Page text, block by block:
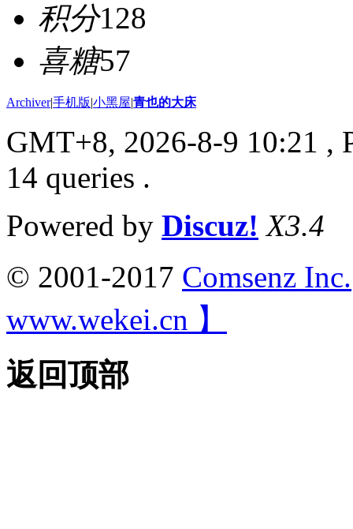
积分128
喜糖57
Archiver|手机版|小黑屋|青也的大床
GMT+8, 2026-8-9 10:21 ,
14 queries .
Powered by Discuz! X3.4
© 2001-2017 Comsenz Inc.
www.wekei.cn 】
返回顶部